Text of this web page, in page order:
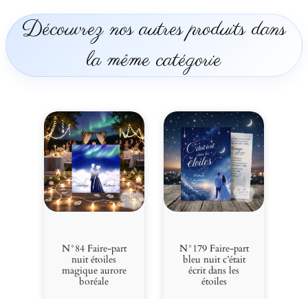
a
m
Découvrez nos autres produits dans
la même catégorie
N°84 Faire-part
nuit étoiles
magique aurore
boréale
N°179 Faire-part
bleu nuit c’était
écrit dans les
étoiles